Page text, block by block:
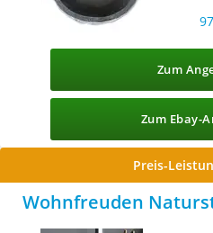
Zum
Zum Ebay-
Preis-
Wohnfreuden